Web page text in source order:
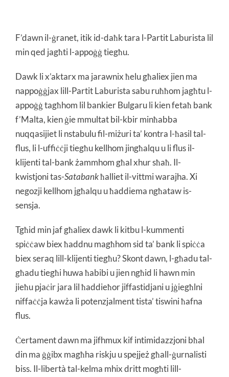
F’dawn il-ġranet, itik id-daħk tara l-Partit Laburista lil
min qed jagħti l-appoġġ tiegħu.
Dawk li x’aktarx ma jarawnix ħelu għaliex jien ma
nappoġġjax lill-Partit Laburista sabu ruħħom jagħtu l-
appoġġ tagħhom lil bankier Bulgaru li kien fetaħ bank
f’Malta, kien ġie mmultat bil-kbir minħabba
nuqqasijiet li nstabulu fil-miżuri ta’ kontra l-ħasil tal-
flus, li l-uffiċċji tiegħu kellhom jingħalqu u li flus il-
klijenti tal-bank żammhom għal xhur sħaħ. Il-
kwistjoni tas-Satabankħalliet il-vittmi warajha. Xi
negozji kellhom jgħalqu u ħaddiema ngħataw is-
sensja.
Tgħid min jaf għaliex dawk li kitbu l-kummenti
spiċċaw biex ħaddnu magħhom sid ta’ bank li spiċċa
biex seraq lill-klijenti tiegħu? Skont dawn, l-għadu tal-
għadu tiegħi huwa ħabibi u jien ngħid li hawn min
jieħu pjaċir jara lil ħaddieħor jiffastidjani u jġiegħlni
niffaċċja kawża li potenzjalment tista’ tiswini ħafna
flus.
Ċertament dawn ma jifhmux kif intimidazzjoni bħal
din ma ġġibx magħha riskju u spejjeż għall-ġurnalisti
biss. Il-libertà tal-kelma mhix dritt mogħti lill-